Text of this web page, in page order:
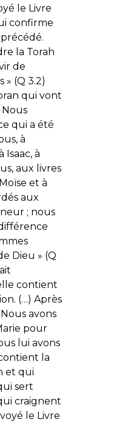
le Livre
confirme
la Torah
de
» (Q 3.2)
qui vont
Nous
qui a été
à
Isaac, à
aux livres
et à
aux
; nous
Dieu » (Q
contient
(…) Après
avons
pour
lui avons
la
et qui
sert
craignent
le Livre